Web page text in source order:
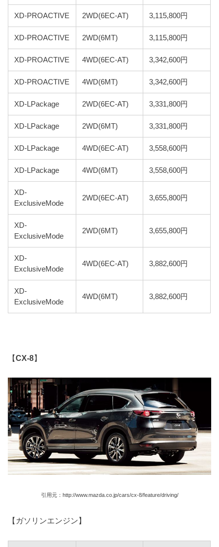
XD-PROACTIVE 2WD(6EC-AT) 3,115,800円
XD-PROACTIVE 2WD(6MT) 3,115,800円
XD-PROACTIVE 4WD(6EC-AT) 3,342,600円
XD-PROACTIVE 4WD(6MT) 3,342,600円
XD-LPackage 2WD(6EC-AT) 3,331,800円
XD-LPackage 2WD(6MT) 3,331,800円
XD-LPackage 4WD(6EC-AT) 3,558,600円
XD-LPackage 4WD(6MT) 3,558,600円
XD-
ExclusiveMode
2WD(6EC-AT) 3,655,800円
XD-
ExclusiveMode
2WD(6MT) 3,655,800円
XD-
ExclusiveMode
4WD(6EC-AT) 3,882,600円
XD-
ExclusiveMode
4WD(6MT) 3,882,600円
【CX-8】
引用元：http://www.mazda.co.jp/cars/cx-8/feature/driving/
【ガソリンエンジン】